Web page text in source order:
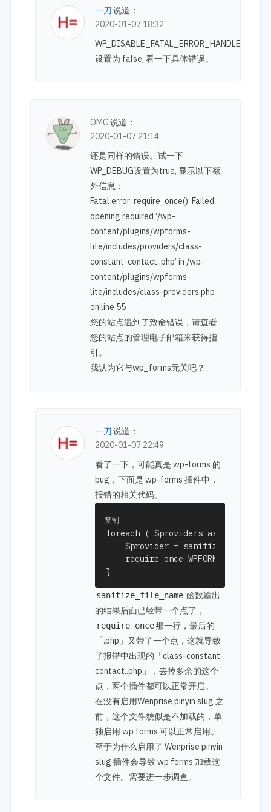
一刀说道：
2020-01-07 18:32
WP_DISABLE_FATAL_ERROR_HANDLER
设置为 false, 看一下具体错误。
OMG说道：
2020-01-07 21:14
还是同样的错误。试一下
WP_DEBUG设置为true, 显示以下额
外信息：
Fatal error: require_once(): Failed
opening required ‘/wp-
content/plugins/wpforms-
lite/includes/providers/class-
constant-contact..php’ in /wp-
content/plugins/wpforms-
lite/includes/class-providers.php
on line 55
您的站点遇到了致命错误，请查看
您的站点的管理电子邮箱来获得指
引。
我认为它与wp_forms无关吧？
一刀说道：
2020-01-07 22:49
看了一下，可能真是 wp-forms 的
bug，下面是 wp-forms 插件中，
报错的相关代码。
复制
foreach ( $providers as
$provider =
require_once
}
sanitize_file_name 函数输出
的结果后面已经带一个点了，
require_once那一行，最后的
「.php」又带了一个点，这就导致
了报错中出现的「class-constant-
contact..php」，去掉多余的这个
点，两个插件都可以正常开启。
在没有启用Wenprise pinyin slug 之
前，这个文件貌似是不加载的，单
独启用 wp forms 可以正常启用。
至于为什么启用了 Wenprise pinyin
slug 插件会导致 wp forms 加载这
个文件。需要进一步调查。